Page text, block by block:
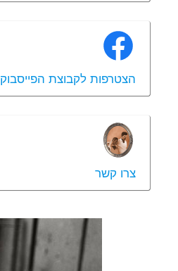
הצטרפות לקבוצת הפייסבוק
צרו קשר